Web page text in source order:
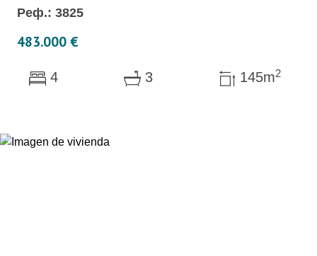
Реф.: 3825
483.000 €
4 3 145m2